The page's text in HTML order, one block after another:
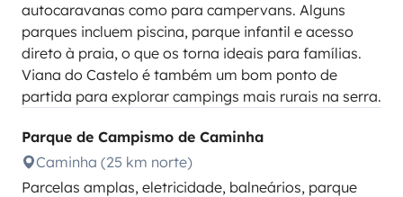
autocaravanas como para campervans. Alguns
parques incluem piscina, parque infantil e acesso
direto à praia, o que os torna ideais para famílias.
Viana do Castelo é também um bom ponto de
partida para explorar campings mais rurais na serra.
Parque de Campismo de Caminha
Caminha (25 km norte)
Parcelas amplas, eletricidade, balneários, parque